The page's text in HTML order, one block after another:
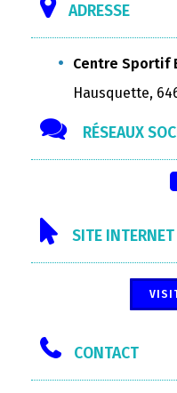
ADRESSE
Centre Sportif
Hausquette,
RÉSEAUX
SITE INTERNET
CONTACT